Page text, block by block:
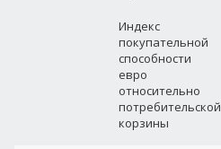
Индекс
покупательной
способности
евро
относительно
потребительской
корзины